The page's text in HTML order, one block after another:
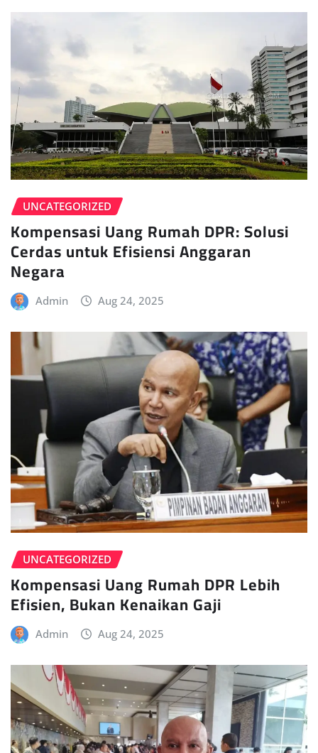
UNCATEGORIZED
Kompensasi Uang Rumah DPR: Solusi
Cerdas untuk Efisiensi Anggaran
Negara
Admin Aug 24, 2025
UNCATEGORIZED
Kompensasi Uang Rumah DPR Lebih
Efisien, Bukan Kenaikan Gaji
Admin Aug 24, 2025